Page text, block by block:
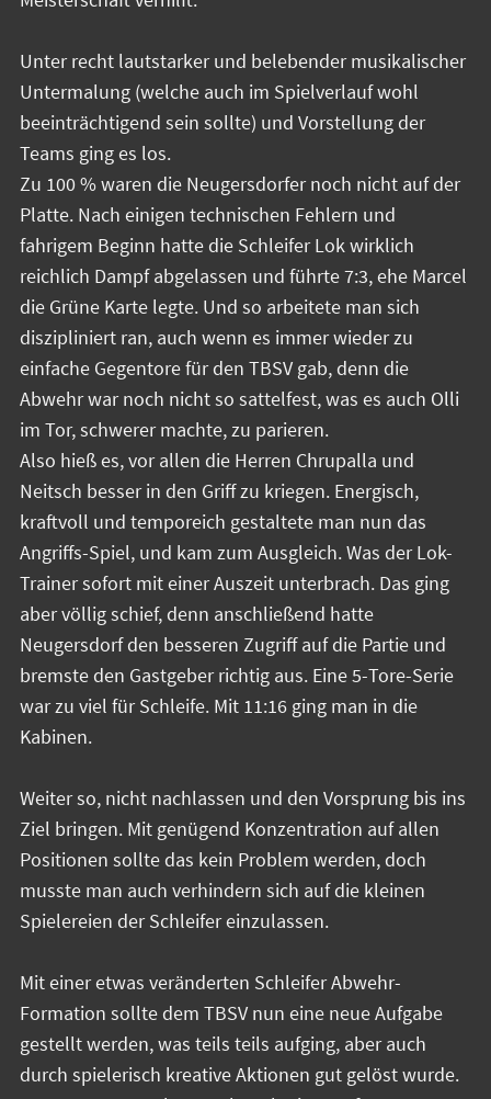
Unter recht lautstarker und belebender musikalischer
Untermalung (welche auch im Spielverlauf wohl
beeinträchtigend sein sollte) und Vorstellung der
Teams ging es los.
Zu 100 % waren die Neugersdorfer noch nicht auf der
Platte. Nach einigen technischen Fehlern und
fahrigem Beginn hatte die Schleifer Lok wirklich
reichlich Dampf abgelassen und führte 7:3, ehe Marcel
die Grüne Karte legte. Und so arbeitete man sich
diszipliniert ran, auch wenn es immer wieder zu
einfache Gegentore für den TBSV gab, denn die
Abwehr war noch nicht so sattelfest, was es auch Olli
im Tor, schwerer machte, zu parieren.
Also hieß es, vor allen die Herren Chrupalla und
Neitsch besser in den Griff zu kriegen. Energisch,
kraftvoll und temporeich gestaltete man nun das
Angriffs-Spiel, und kam zum Ausgleich. Was der Lok-
Trainer sofort mit einer Auszeit unterbrach. Das ging
aber völlig schief, denn anschließend hatte
Neugersdorf den besseren Zugriff auf die Partie und
bremste den Gastgeber richtig aus. Eine 5-Tore-Serie
war zu viel für Schleife. Mit 11:16 ging man in die
Kabinen.
Weiter so, nicht nachlassen und den Vorsprung bis ins
Ziel bringen. Mit genügend Konzentration auf allen
Positionen sollte das kein Problem werden, doch
musste man auch verhindern sich auf die kleinen
Spielereien der Schleifer einzulassen.
Mit einer etwas veränderten Schleifer Abwehr-
Formation sollte dem TBSV nun eine neue Aufgabe
gestellt werden, was teils teils aufging, aber auch
durch spielerisch kreative Aktionen gut gelöst wurde.